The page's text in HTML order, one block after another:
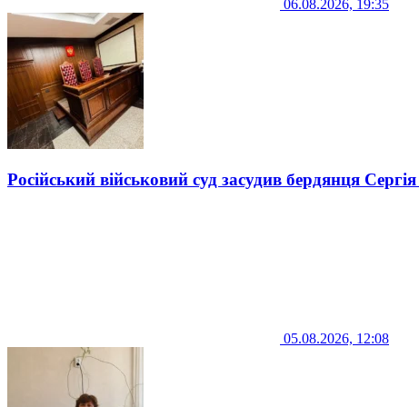
06.08.2026, 19:35
Російський військовий суд засудив бердянця
05.08.2026, 12:08